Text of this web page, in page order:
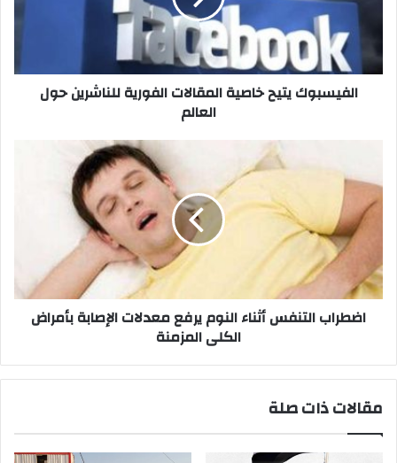
العالم
الفيسبوك يتيح خاصية المقالات الفورية للناشرين حول
العالم
أثناء
النوم
يرفع
معدلات
الإصابة
بأمراض
الكلى
المزمنة
اضطراب التنفس أثناء النوم يرفع معدلات الإصابة بأمراض
الكلى المزمنة
مقالات ذات صلة